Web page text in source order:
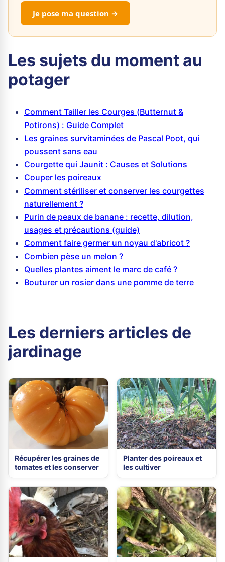
Je pose ma question →
Les sujets du moment au
potager
Comment Tailler les Courges (Butternut &
Potirons) : Guide Complet
Les graines survitaminées de Pascal Poot, qui
poussent sans eau
Courgette qui Jaunit : Causes et Solutions
Couper les poireaux
Comment stériliser et conserver les courgettes
naturellement ?
Purin de peaux de banane : recette, dilution,
usages et précautions (guide)
Comment faire germer un noyau d'abricot ?
Combien pèse un melon ?
Quelles plantes aiment le marc de café ?
Bouturer un rosier dans une pomme de terre
Les derniers articles de
jardinage
Récupérer les graines de
tomates et les conserver
Planter des poireaux et
les cultiver